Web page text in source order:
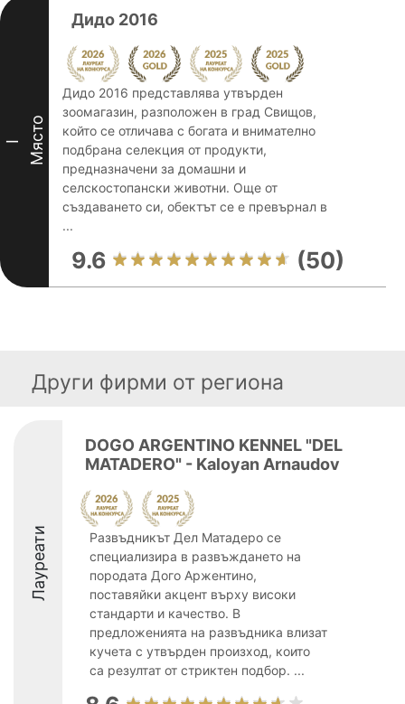
I Място
Дидо 2016
Дидо 2016 представлява утвърден
зоомагазин, разположен в град Свищов,
който се отличава с богата и внимателно
подбрана селекция от продукти,
предназначени за домашни и
селскостопански животни. Още от
създаването си, обектът се е превърнал в
...
9.6 (50)
Други фирми от региона
Лауреати
DOGO ARGENTINO KENNEL "DEL
MATADERO" - Kaloyan Arnaudov
Развъдникът Дел Матадеро се
специализира в развъждането на
породата Дого Аржентино,
поставяйки акцент върху високи
стандарти и качество. В
предложенията на развъдника влизат
кучета с утвърден произход, които
са резултат от стриктен подбор. ...